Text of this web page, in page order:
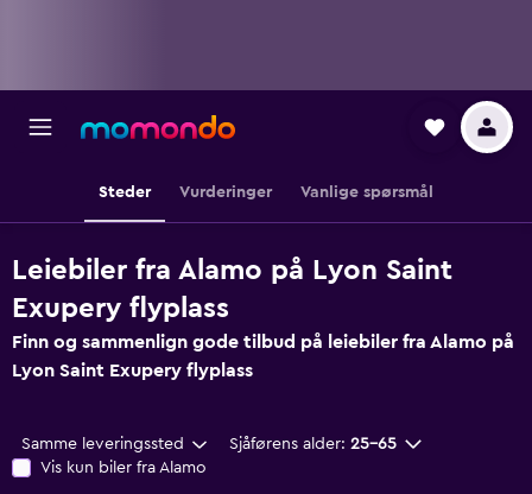
Steder Vurderinger Vanlige spørsmål
Leiebiler fra Alamo på Lyon Saint
Exupery flyplass
Finn og sammenlign gode tilbud på leiebiler fra Alamo på
Lyon Saint Exupery flyplass
Samme leveringssted Sjåførens alder: 25–65
Vis kun biler fra Alamo